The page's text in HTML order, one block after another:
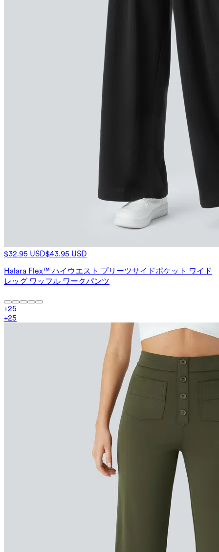
$32.95 USD$43.95 USD
Halara Flex™ ハイウエスト プリーツサイドポケット ワイド
レッグ ワッフル ワークパンツ
+25
+25